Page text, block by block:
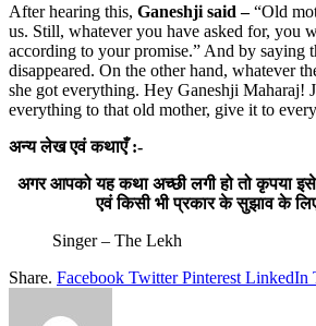
After hearing this, Ganeshji said –“Old
us. Still, whatever you have asked for, you
according to your promise.” And by saying
disappeared. On the other hand, whatever
she got everything. Hey Ganeshji Maharaj!
everything to that old mother, give it to
अन्य लेख एवं कथाएँ :-
अगर आपको यह कथा अच्छी लगी हो तो कृपया
एवं किसी भी प्रकार के सुझाव के
Singer – The Lekh
Share. Facebook Twitter Pinterest LinkedIn